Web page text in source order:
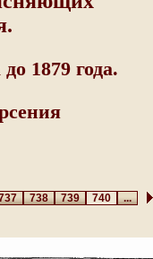
1879 года.
738739 740 ...